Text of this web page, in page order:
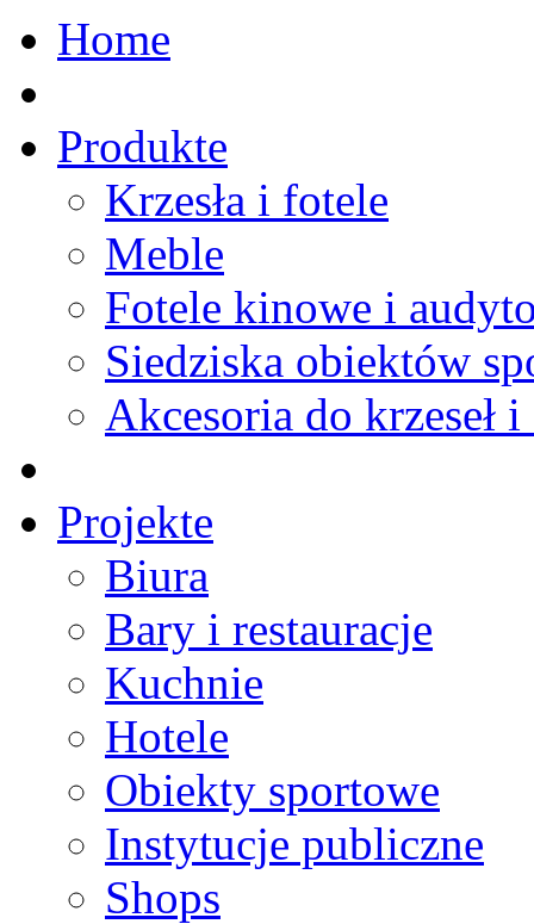
Home
Produkte
Krzesła i fotele
Meble
Fotele kinowe i
Siedziska obiektów
Akcesoria do krzeseł
Projekte
Biura
Bary i restauracje
Kuchnie
Hotele
Obiekty sportowe
Instytucje publiczne
Shops